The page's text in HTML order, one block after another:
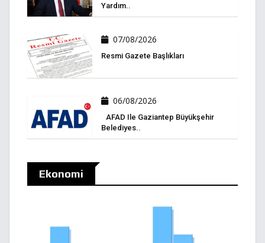
Yardım..
07/08/2026
Resmi Gazete Başlıkları
06/08/2026
AFAD Ile Gaziantep Büyükşehir
Belediyes..
Ekonomi